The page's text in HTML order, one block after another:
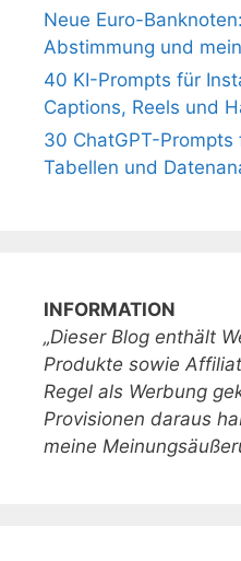
Neue Euro-
Abstimmung und
40 KI-Prompts für
Captions, Reels und
30 ChatGPT-Prompts
Tabellen und
INFORMATION
„Dieser Blog enthält
Produkte sowie
Regel als Werbung
Provisionen daraus
meine